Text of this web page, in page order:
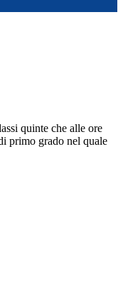
quinte che alle ore
primo grado nel quale